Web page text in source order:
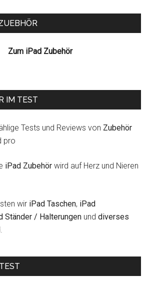
Zum iPad Zubehör
IM TEST
Tests und Reviews von Zubehör
pro
iPad Zubehör wird auf Herz und Nieren
wir iPad Taschen, iPad
Ständer / Halterungen unddiverses